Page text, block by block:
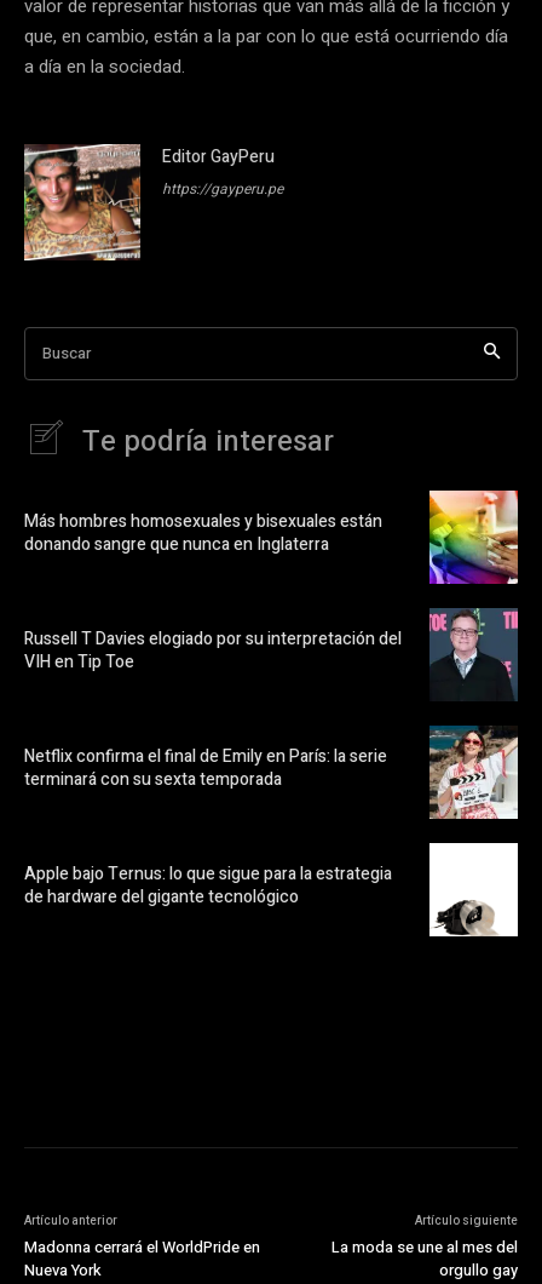
valor de representar historias que van más allá de la ficción y
que, en cambio, están a la par con lo que está ocurriendo día
a día en la sociedad.
Editor GayPeru
https://gayperu.pe
Buscar
Te podría interesar
Más hombres homosexuales y bisexuales están
donando sangre que nunca en Inglaterra
Russell T Davies elogiado por su interpretación del
VIH en Tip Toe
Netflix confirma el final de Emily en París: la serie
terminará con su sexta temporada
Apple bajo Ternus: lo que sigue para la estrategia
de hardware del gigante tecnológico
Artículo anterior
Madonna cerrará el WorldPride en
Nueva York
Artículo siguiente
La moda se une al mes del
orgullo gay